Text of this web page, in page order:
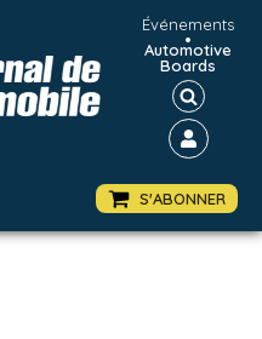
Événements
•
Automotive
Boards
S'ABONNER